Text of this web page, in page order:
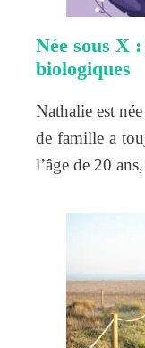
Née sous X
biologiques
Nathalie est
de famille a
l’âge de 20